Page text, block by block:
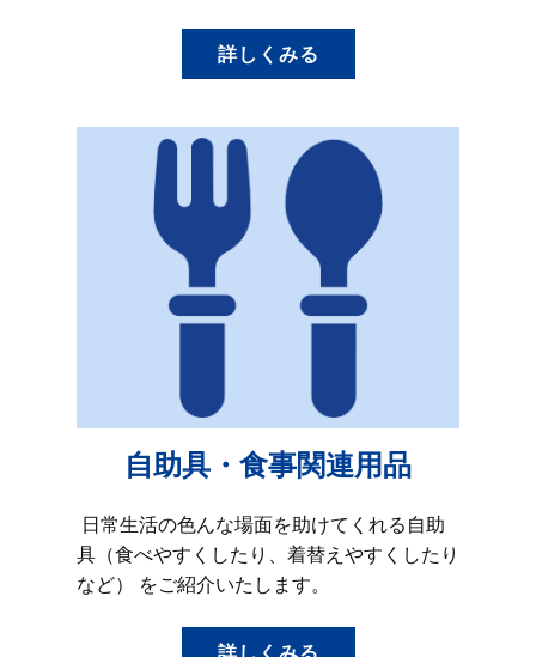
詳しくみる
自助具・食事関連用品
日常生活の色んな場面を助けてくれる自助
具（食べやすくしたり、着替えやすくしたり
など） をご紹介いたします。